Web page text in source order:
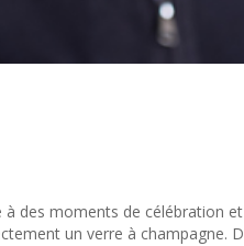
des moments de célébration
un verre à champagne.